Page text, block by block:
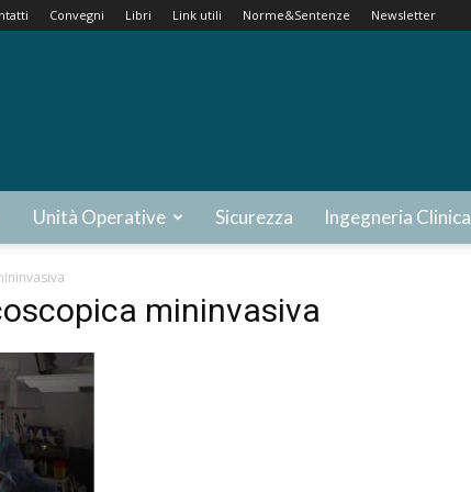
Convegni Libri Link utili Norme&Sentenze Newsletter
Unità Operative Sicurezza Ingegneria Clinica
mininvasiva